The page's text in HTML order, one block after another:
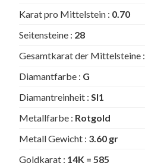
Karat pro Mittelstein : 0.70
Seitensteine : 28
Gesamtkarat der Mittelsteine :
Diamantfarbe : G
Diamantreinheit :SI1
Metallfarbe : Rotgold
Metall Gewicht : 3.60 gr
Goldkarat : 14K = 585